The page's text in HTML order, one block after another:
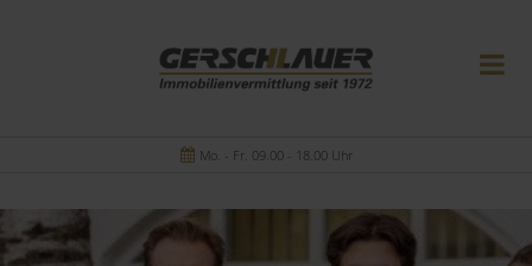
Mo. - Fr. 09.00 - 18.00 Uhr